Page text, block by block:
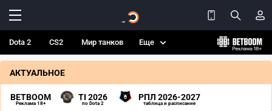
Dota 2 CS2 Мир танков Еще
АКТУАЛЬНОЕ
BETBOOM
Реклама 18+
TI 2026
по Dota 2
РПЛ 2026-2027
таблица и расписание